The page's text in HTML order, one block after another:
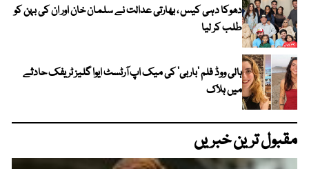
دھوکا دہی کیس ، بھارتی عدالت نے سلمان خان اور ان کی بہن کو
طلب کر لیا
ہالی ووڈ فلم ’باربی‘ کی میک اپ آرٹسٹ ایوا گلیز ٹریفک حادثے
میں ہلاک
مقبول ترین خبریں